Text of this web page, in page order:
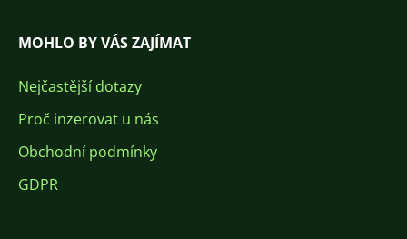
MOHLO BY VÁS ZAJÍMAT
Nejčastější dotazy
Proč inzerovat u nás
Obchodní podmínky
GDPR